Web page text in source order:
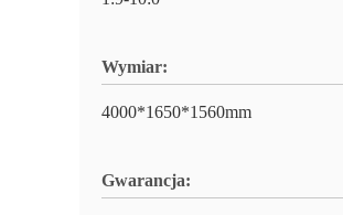
Wymiar:
4000*1650*1560mm
Gwarancja: